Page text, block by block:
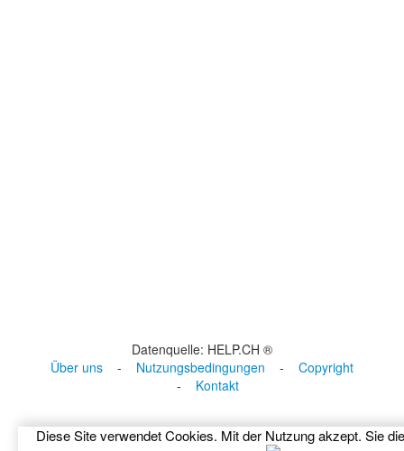
Datenquelle: HELP.CH ®
Über uns - Nutzungsbedingungen - Copyright
- Kontakt
Diese Site verwendet Cookies. Mit der Nutzung akzept. Sie die